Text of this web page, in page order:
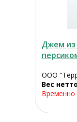
Джем из
ООО
Вес
Временно